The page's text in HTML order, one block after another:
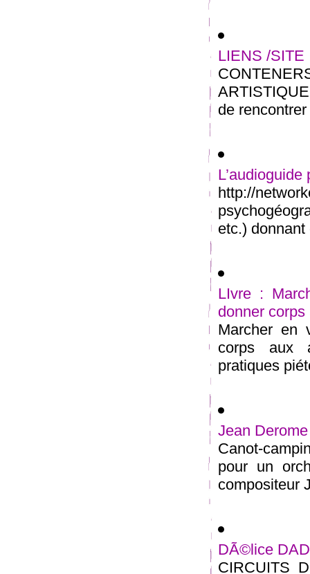
LIENS /SITE
de
http://
etc.)
LIvre :
donner
Marcher en
corps aux
pratiques
Jean
Canot-
pour un
composi­teur
DÃ©lice
CIRCUITS